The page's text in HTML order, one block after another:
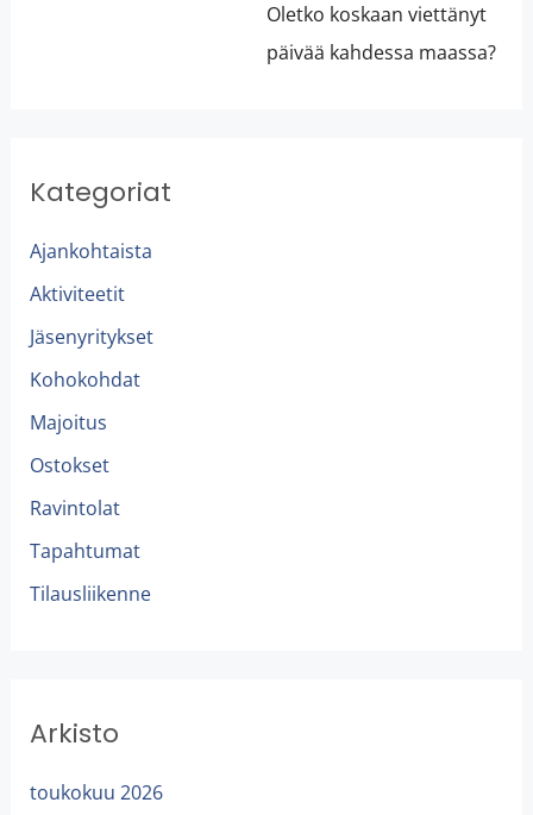
Oletko koskaan viettänyt
päivää kahdessa maassa?
Kategoriat
Ajankohtaista
Aktiviteetit
Jäsenyritykset
Kohokohdat
Majoitus
Ostokset
Ravintolat
Tapahtumat
Tilausliikenne
Arkisto
toukokuu 2026